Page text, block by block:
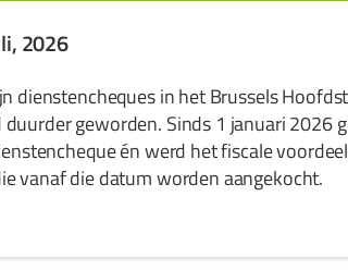
2026
dienstencheques in het Brussels
geworden. Sinds 1 januari 2026
én werd het fiscale
vanaf die datum worden aangekocht.